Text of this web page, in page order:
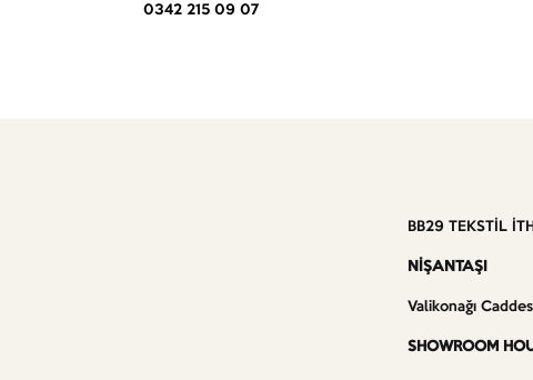
0342 215 09 07
BB29 TEKSTİL
NİŞANTAŞI
Valikonağı
SHOWROOM